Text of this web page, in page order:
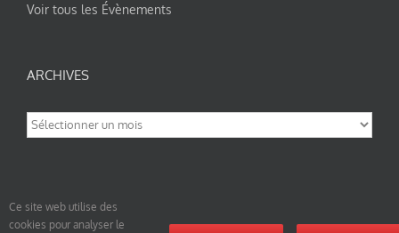
Voir tous les Évènements
ARCHIVES
Archives
Ce site web utilise des
cookies pour analyser le